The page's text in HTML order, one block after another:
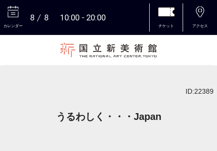
カレンダー
8 8 10:00 20:00
チケット アクセス
ID:22389
うるわしく・・・Japan